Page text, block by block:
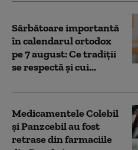
Sărbătoare importantă
în calendarul ortodox
pe 7 august: Ce tradiții
se respectă și cui...
Medicamentele Colebil
și Panzcebil au fost
retrase din farmaciile